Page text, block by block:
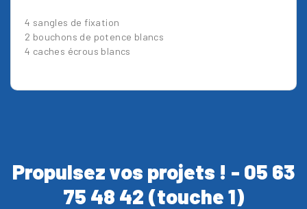
4 sangles de fixation
2 bouchons de potence blancs
4 caches écrous blancs
Propulsez vos projets ! - 05 63
75 48 42 (touche 1)